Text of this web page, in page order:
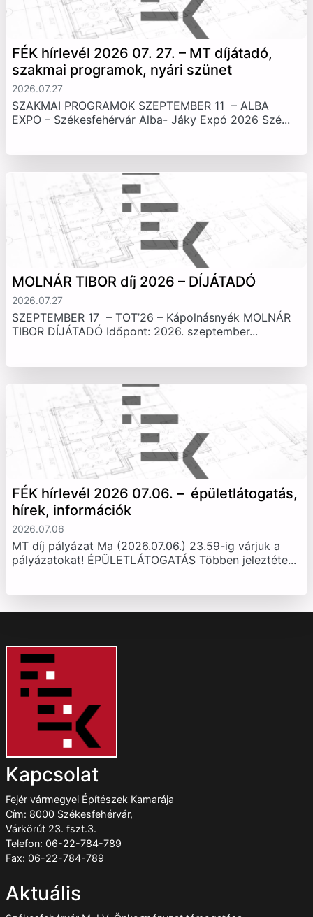
FÉK hírlevél 2026 07. 27. – MT díjátadó,
szakmai programok, nyári szünet
2026.07.27
SZAKMAI PROGRAMOK SZEPTEMBER 11 – ALBA
EXPO – Székesfehérvár Alba- Jáky Expó 2026 Szé...
MOLNÁR TIBOR díj 2026 – DÍJÁTADÓ
2026.07.27
SZEPTEMBER 17 – TOT’26 – Kápolnásnyék MOLNÁR
TIBOR DÍJÁTADÓ Időpont: 2026. szeptember...
FÉK hírlevél 2026 07.06. – épületlátogatás,
hírek, információk
2026.07.06
MT díj pályázat Ma (2026.07.06.) 23.59-ig várjuk a
pályázatokat! ÉPÜLETLÁTOGATÁS Többen jeleztéte...
Kapcsolat
Fejér vármegyei Építészek Kamarája
Cím: 8000 Székesfehérvár,
Várkörút 23. fszt.3.
Telefon: 06-22-784-789
Fax: 06-22-784-789
Aktuális